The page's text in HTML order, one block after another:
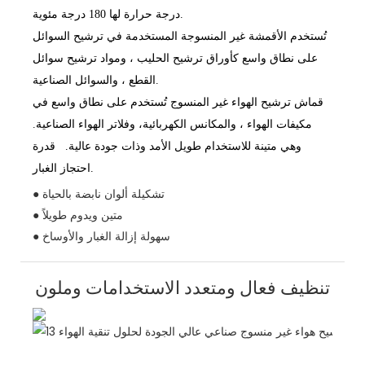
درجة حرارة لها 180 درجة مئوية.
تُستخدم
الأقمشة غير المنسوجة المستخدمة في ترشيح السوائل
على نطاق واسع كأوراق ترشيح الحليب ، ومواد ترشيح سوائل
القطع ، والسوائل الصناعية.
قماش ترشيح الهواء غير المنسوج تُستخدم على نطاق واسع في
مكيفات الهواء ، والمكانس الكهربائية، وفلاتر الهواء الصناعية.
وهي متينة للاستخدام طويل الأمد وذات جودة عالية.
قدرة
احتجاز الغبار.
● تشكيلة ألوان نابضة بالحياة
● متين ويدوم طويلاً
● سهولة إزالة الغبار والأوساخ
تنظيف فعال ومتعدد الاستخدامات وملون